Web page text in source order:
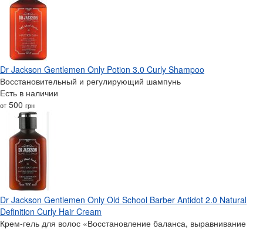
Dr Jackson Gentlemen Only Potion 3.0 Curly Shampoo
Восстановительный и регулирующий шампунь
Есть в наличии
от 500 грн
Dr Jackson Gentlemen Only Old School Barber Antidot 2.0 Natural
Definition Curly Hair Cream
Крем-гель для волос «Восстановление баланса, выравнивание